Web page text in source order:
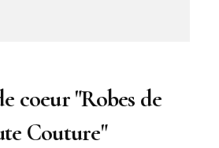
coeur "Robes de
Couture"